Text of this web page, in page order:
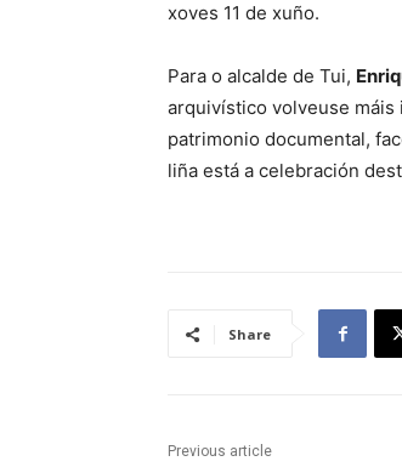
xoves 11 de xuño.
Para o alcalde de Tui,
arquivístico volveuse
patrimonio documental,
liña está a celebración
Share
Previous article